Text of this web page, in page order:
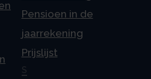
Pensioen in de
jaarrekening
Prijslijst
S